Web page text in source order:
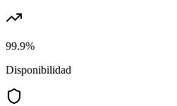
99.9%
Disponibilidad